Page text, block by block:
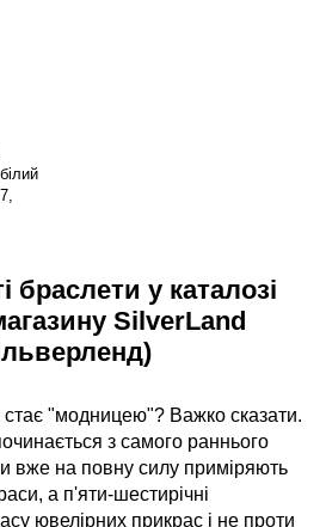
браслети у каталозі
SilverLand
стає "модницею"? Важко сказати.
з самого раннього
вже на повну силу приміряють
а п'яти-шестирічні
ювелірних прикрас і не проти